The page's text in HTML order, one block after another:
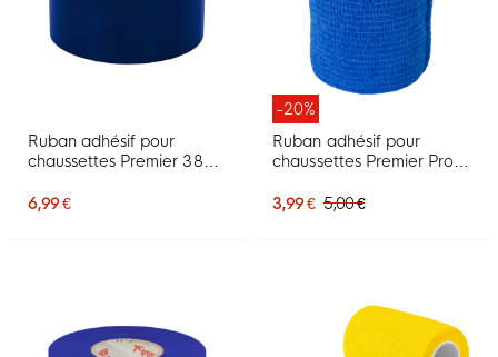
Ruban adhésif pour
chaussettes Premier 38
6,99 €
-20%
Ruban adhésif pour
chaussettes Premier Pro-
3,99 € 5,00 €